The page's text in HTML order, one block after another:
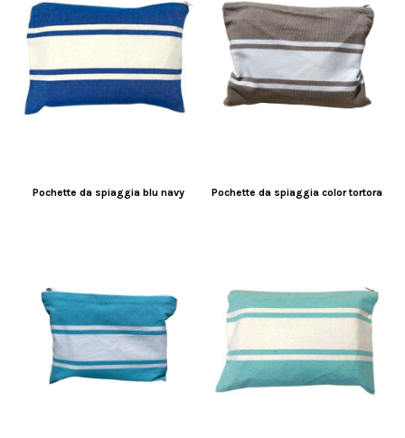
Pochette da spiaggia blu navy Pochette da spiaggia color tortora